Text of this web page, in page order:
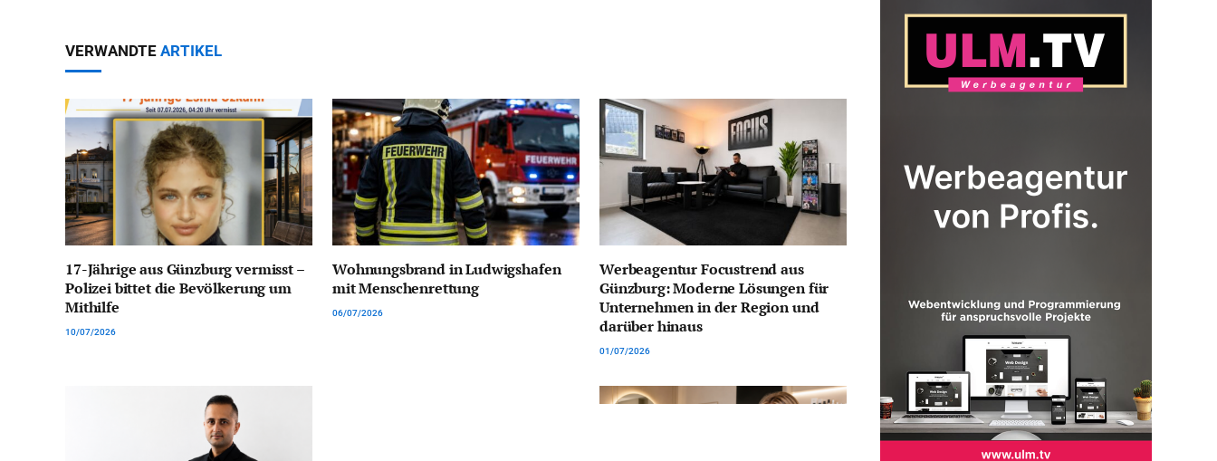
VERWANDTE ARTIKEL
17-Jährige aus Günzburg vermisst –
Polizei bittet die Bevölkerung um
Mithilfe
10/07/2026
Wohnungsbrand in Ludwigshafen
mit Menschenrettung
06/07/2026
Werbeagentur Focustrend aus
Günzburg: Moderne Lösungen für
Unternehmen in der Region und
darüber hinaus
01/07/2026